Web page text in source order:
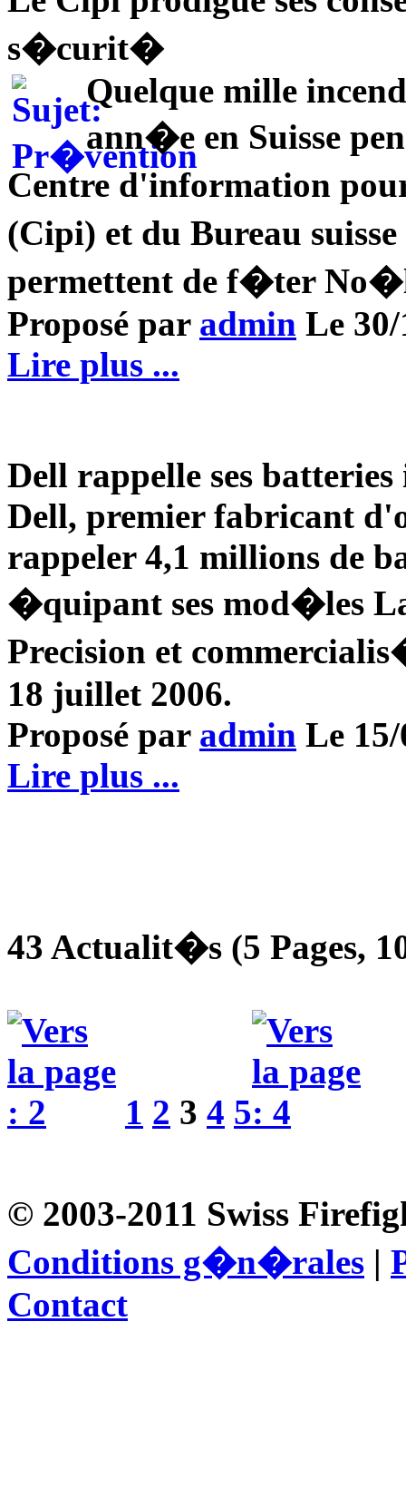
s�curit�
Quelque mille
ann�e en Suisse
Centre d'information
(Cipi) et du Bureau
permettent de f�ter
Proposé par admin Le 30/
Lire plus ...
Dell rappelle ses
Dell, premier fabricant
rappeler 4,1 millions de
�quipant ses mod�les
Precision et
18 juillet 2006.
Proposé par admin Le
Lire plus ...
43 Actualit�s (5 Pages,
1 2 3 4 5
© 2003-2011 Swiss
Conditions g�n�rales |
Contact